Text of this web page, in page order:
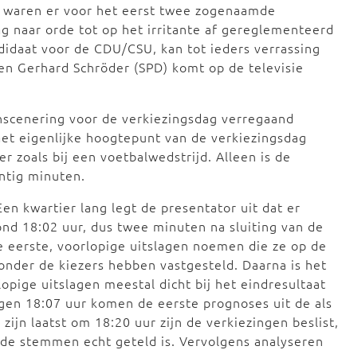
er voor het eerst twee zogenaamde
naar orde tot op het irritante af gereglementeerd
voor de CDU/CSU, kan tot ieders verrassing
Gerhard Schröder (SPD) komt op de televisie
voor de verkiezingsdag verregaand
eigenlijke hoogtepunt van de verkiezingsdag
zoals bij een voetbalwedstrijd. Alleen is de
minuten.
kwartier lang legt de presentator uit dat er
18:02 uur, dus twee minuten na sluiting van de
voorlopige uitslagen noemen die ze op de
de kiezers hebben vastgesteld. Daarna is het
uitslagen meestal dicht bij het eindresultaat
18:07 uur komen de eerste prognoses uit de als
laatst om 18:20 uur zijn de verkiezingen beslist,
stemmen echt geteld is. Vervolgens analyseren